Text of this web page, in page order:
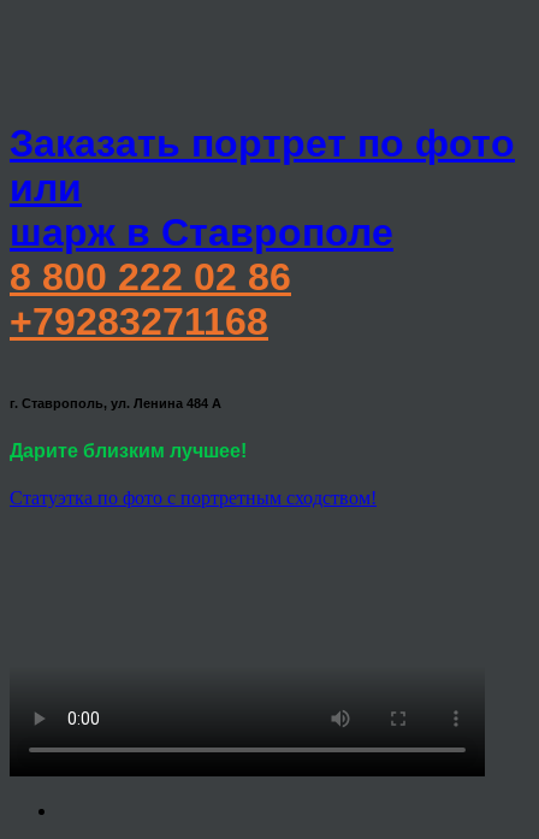
Заказать портрет по фото
или
шарж в Ставрополе
8 800 222 02 86
+79283271168
г. Ставрополь, ул. Ленина 484 А
Дарите близким лучшее!
Статуэтка по фото с портретным сходством!